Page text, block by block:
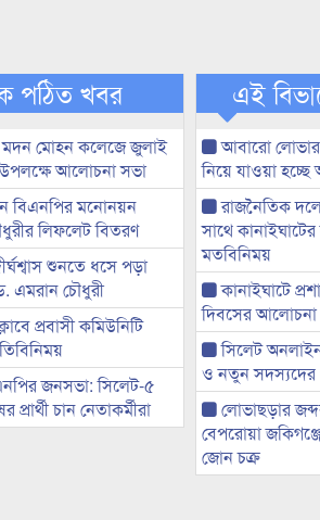
পঠিত খবর
মদন মোহন কলেজে জুলাই
আলোচনা সভা
বিএনপির মনোনয়ন
লিফলেট বিতরণ
শুনতে ধসে পড়া
এমরান চৌধুরী
প্রবাসী কমিউনিটি
জনসভা: সিলেট-৫
চান নেতাকর্মীরা
এই
আবারো লোভার
নিয়ে যাওয়া হচ্ছে
রাজনৈতিক
সাথে
মতবিনিময়
কানাইঘাটে
দিবসের আলোচনা
সিলেট অনলাইন
ও নতুন সদস্যদের
লোভাছড়ার
বেপরোয়া
জোন চক্র